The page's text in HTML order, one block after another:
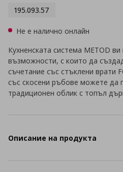
195.093.57
Не е налично онлайн
Кухненската система METOD
възможности, с които да
съчетание със стъклени врати
със скосени ръбове можете да
традиционен облик с топъл
Описание на продукта